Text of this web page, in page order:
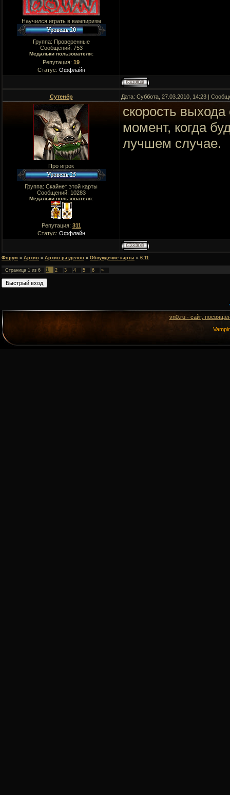
Научился играть в вампиризм
Группа: Проверенные
Сообщений: 753
Медальки пользователя:
Репутация: 19
Статус: Оффлайн
Сутенёр Дата: Суббота, 27.03.2010, 14:23 |
Про игрок
Группа: Скайнет этой карты
Сообщений: 10283
Медальки пользователя:
Репутация: 311
Статус: Оффлайн
скорость
момент, когда
лучшем случае.
Форум » Архив » Архив разделов » Обсуждение карты » 6.11
Страница 1 из 6 1 2 3 4 5 6 »
vn0.ru - сайт,